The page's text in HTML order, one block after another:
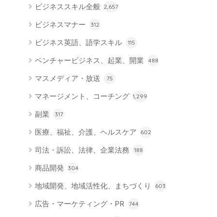
ビジネススキル全般 2,657
ビジネスマナー 312
ビジネス英語、語学スキル 115
ベンチャービジネス、起業、開業 488
マスメディア・放送 75
マネージメント、コーチング 1,299
副業 317
医療、福祉、介護、ヘルスケア 602
司法・訴訟、法律、企業法務 188
商品開発 304
地域開発、地域活性化、まちづくり 603
広告・マーケティング・PR 744